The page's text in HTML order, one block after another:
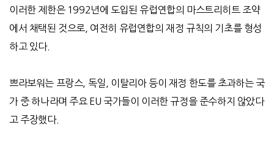
이러한 제한은1992년에 도입된 유럽연합의 마스트리히트 조약
에서 채택된 것으로
여전히 유럽연합의 재정 규칙의 기초를 형성
하고 있다.
쁘라보워는 프랑스 독일
이탈리아 등이 재정 한도를 초과하는 국
가 중 하나라며 주요 EU 국가들이 이러한 규정을 준수하지 않았다
고 주장했다.